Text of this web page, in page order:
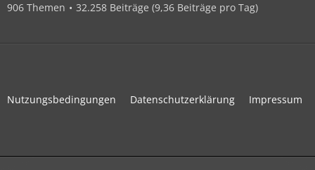
906 Themen 32.258 Beiträge (9,36 Beiträge pro Tag)
Nutzungsbedingungen Datenschutzerklärung Impressum